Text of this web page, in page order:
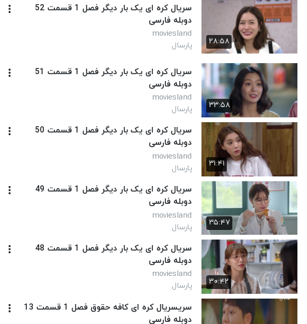
۲۸:۵۸
سریال کره ای یک بار دیگر فصل 1 قسمت 52
دوبله فارسی
moviesland
پارسال
۳۳:۵۸
سریال کره ای یک بار دیگر فصل 1 قسمت 51
دوبله فارسی
moviesland
پارسال
۳۱:۴۱
سریال کره ای یک بار دیگر فصل 1 قسمت 50
دوبله فارسی
moviesland
پارسال
۳۵:۴۷
سریال کره ای یک بار دیگر فصل 1 قسمت 49
دوبله فارسی
moviesland
پارسال
۳۰:۴۲
سریال کره ای یک بار دیگر فصل 1 قسمت 48
دوبله فارسی
moviesland
پارسال
سریسریال کره ای کافه حقوق فصل 1 قسمت 13
دوبله فارسی